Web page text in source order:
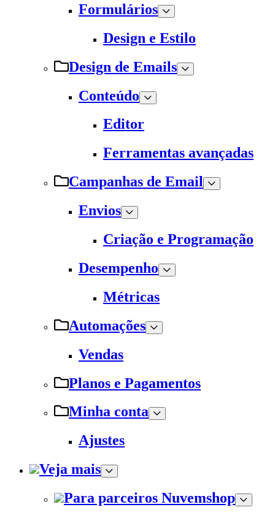
Formulários
Design e Estilo
Design de Emails
Conteúdo
Editor
Ferramentas avançadas
Campanhas de Email
Envios
Criação e Programação
Desempenho
Métricas
Automações
Vendas
Planos e Pagamentos
Minha conta
Ajustes
Veja mais
Para parceiros Nuvemshop